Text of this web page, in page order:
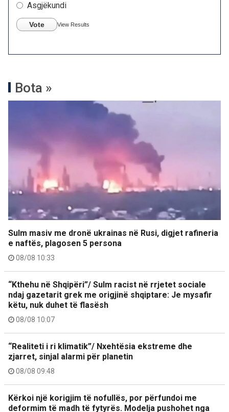
Asgjëkundi
Vote View Results
Bota »
Sulm masiv me dronë ukrainas në Rusi, digjet rafineria
e naftës, plagosen 5 persona
08/08 10:33
“Kthehu në Shqipëri”/ Sulm racist në rrjetet sociale
ndaj gazetarit grek me origjinë shqiptare: Je mysafir
këtu, nuk duhet të flasësh
08/08 10:07
“Realiteti i ri klimatik”/ Nxehtësia ekstreme dhe
zjarret, sinjal alarmi për planetin
08/08 09:48
Kërkoi një korigjim të nofullës, por përfundoi me
deformim të madh të fytyrës. Modelja pushohet nga